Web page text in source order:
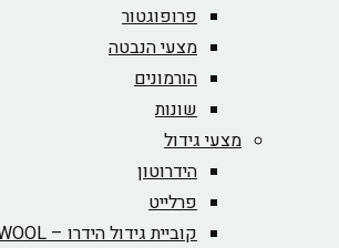
פרופוגטור
מצעי הנבטה
הורמונים
שונות
מצעי גידול
הידרוטון
פרלייט
קוביית גידול הידרו – ROCKWOOL‏